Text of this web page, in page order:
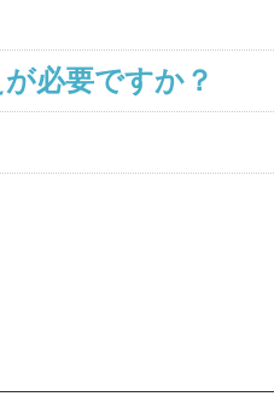
必要ですか？